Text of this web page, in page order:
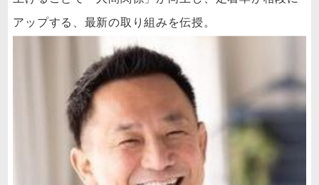
アップする、最新の取り組みを伝授。